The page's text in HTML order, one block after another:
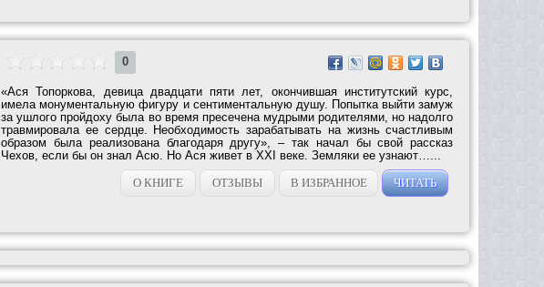
0
«Ася Топоркова, девица двадцати пяти лет, окончившая институтский курс,
имела монументальную фигуру и сентиментальную душу. Попытка выйти замуж
за ушлого пройдоху была во время пресечена мудрыми родителями, но надолго
травмировала ее сердце. Необходимость зарабатывать на жизнь счастливым
образом была реализована благодаря другу», – так начал бы свой рассказ
Чехов, если бы он знал Асю. Но Ася живет в ХХI веке. Земляки ее узнают…...
О КНИГЕ
ОТЗЫВЫ В ИЗБРАННОЕ ЧИТАТЬ